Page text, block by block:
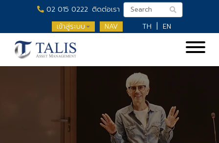
02 015 0222 ติดต่อเรา
เข้าสู่ระบบ
NAV TH EN